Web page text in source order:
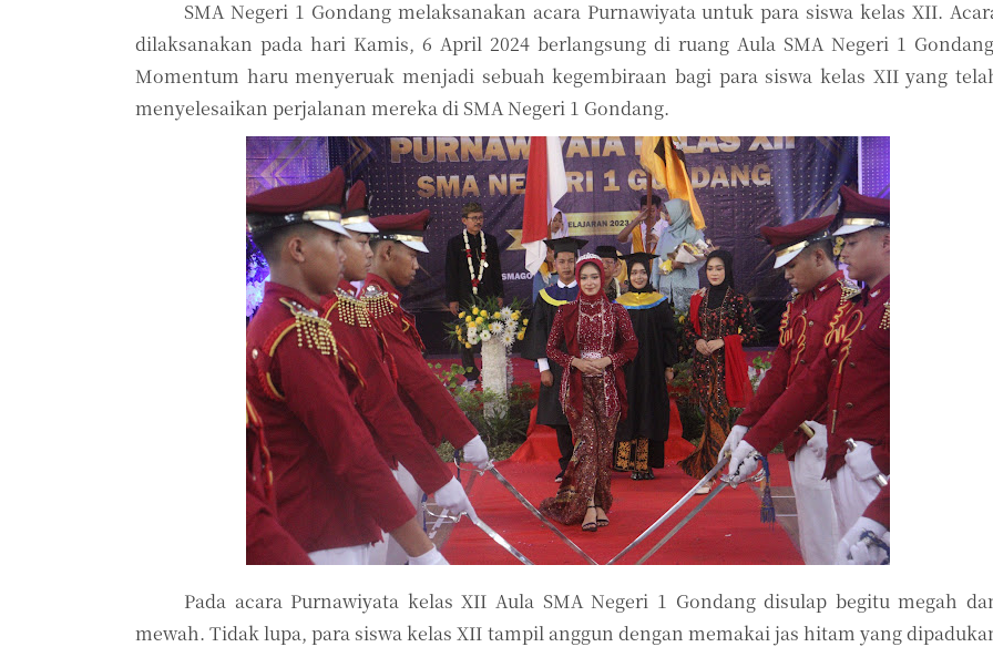
SMA Negeri 1 Gondang melaksanakan acara Purnawiyata untuk para siswa kelas XII.
dilaksanakan pada hari Kamis, 6 April 2024 berlangsung di ruang Aula SMA Negeri 1
Momentum haru menyeruak menjadi sebuah kegembiraan bagi para siswa kelas XII yang
menyelesaikan perjalanan mereka di SMA Negeri 1 Gondang.
Pada acara Purnawiyata kelas XII Aula SMA Negeri 1 Gondang disulap begitu megah
mewah. Tidak lupa, para siswa kelas XII tampil anggun dengan memakai jas hitam yang